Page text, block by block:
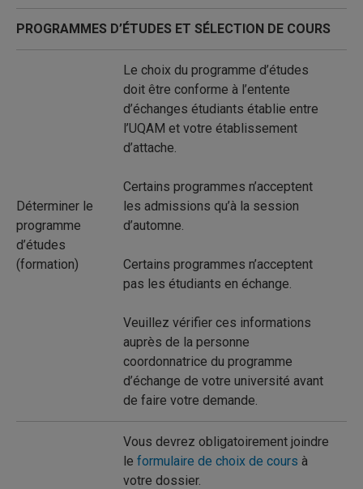
PROGRAMMES D’ÉTUDES ET SÉLECTION DE COURS
Déterminer le
programme
d’études
(formation)
Le choix du programme d’études
doit être conforme à l’entente
d’échanges étudiants établie entre
l’UQAM et votre établissement
d’attache.
Certains programmes n’acceptent
les admissions qu’à la session
d’automne.
Certains programmes n’acceptent
pas les étudiants en échange.
Veuillez vérifier ces informations
auprès de la personne
coordonnatrice du programme
d’échange de votre université avant
de faire votre demande.
Vous devrez obligatoirement joindre
le formulaire de choix de cours à
votre dossier.